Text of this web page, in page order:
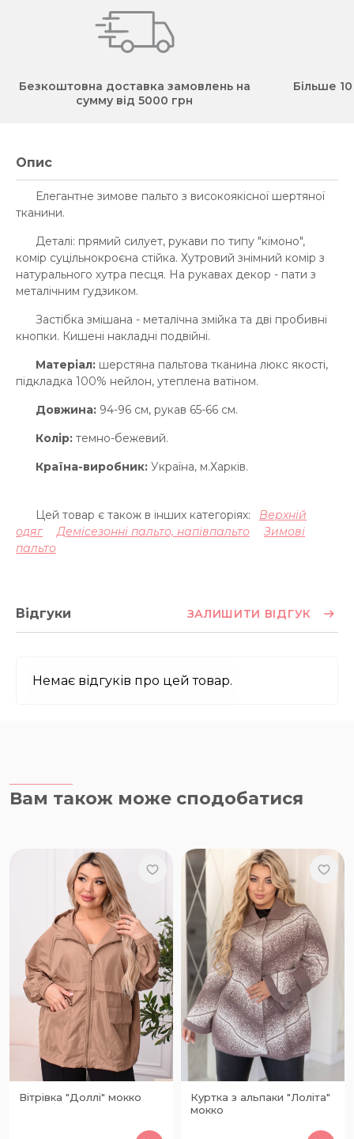
Безкоштовна доставка замовлень на
сумму від 5000 грн
Більше
Опис
Елегантне зимове пальто з високоякісної шертяної
тканини.
Деталі: прямий силует, рукави по типу "кімоно",
комір суцільнокроєна стійка. Хутровий знімний комір з
натурального хутра песця. На рукавах декор - пати з
металічним гудзиком.
Застібка змішана - металічна змійка та дві пробивні
кнопки. Кишені накладні подвійні.
Матеріал: шерстяна пальтова тканина люкс якості,
підкладка 100% нейлон, утеплена ватіном.
Довжина: 94-96 см, рукав 65-66 см.
Колір: темно-бежевий.
Країна-виробник: Україна, м.Харків.
Цей товар є також в інших категоріях:
Верхній
одяг
Демісезонні пальто, напівпальто
Зимові
пальто
Відгуки ЗАЛИШИТИ ВІДГУК
Немає відгуків про цей товар.
Вам також може сподобатися
Вітрівка "Доллі" мокко
Куртка з альпаки "Лоліта"
мокко